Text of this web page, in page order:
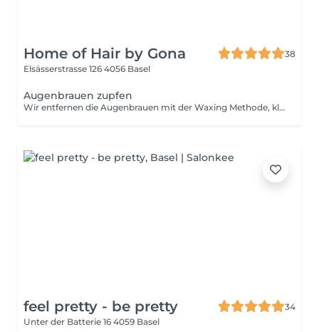
Home of Hair by Gona
38
Elsässerstrasse 126 4056 Basel
Augenbrauen zupfen
Wir entfernen die Augenbrauen mit der Waxing Methode, kleine Härchen werden mit der Pinzette entfernt. Wir arbeiten mit einem Mapping, welches mit einem Faden vorgezeichnet wird.
feel pretty - be pretty
34
Unter der Batterie 16 4059 Basel